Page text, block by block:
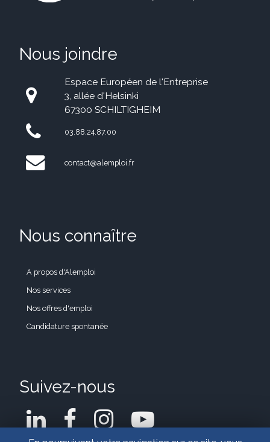
Nous joindre
Espace Européen de l'Entreprise
3, allée d'Helsinki
67300 SCHILTIGHEIM
03.88.24.87.00
contact@alemploi.fr
Nous connaître
A propos d'Alemploi
Nos services
Nos offres d'emploi
Candidature spontanée
Suivez-nous